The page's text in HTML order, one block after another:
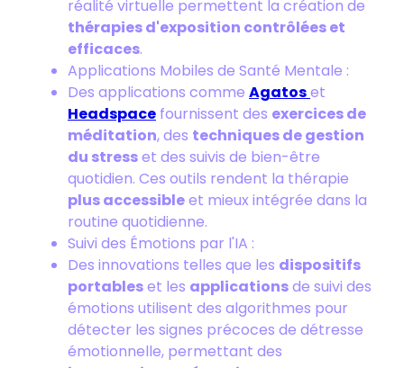
réalité virtuelle permettent la création de
thérapies d'exposition contrôlées et
efficaces.
Applications Mobiles de Santé Mentale :
Des applications comme Agatoset
Headspace fournissent des exercices de
méditation, des techniques de gestion
du stresset des suivis de bien-être
quotidien. Ces outils rendent la thérapie
plus accessibleet mieux intégrée dans la
routine quotidienne.
Suivi des Émotions par l'IA :
Des innovations telles que les dispositifs
portableset les applicationsde suivi des
émotions utilisent des algorithmes pour
détecter les signes précoces de détresse
émotionnelle, permettant des